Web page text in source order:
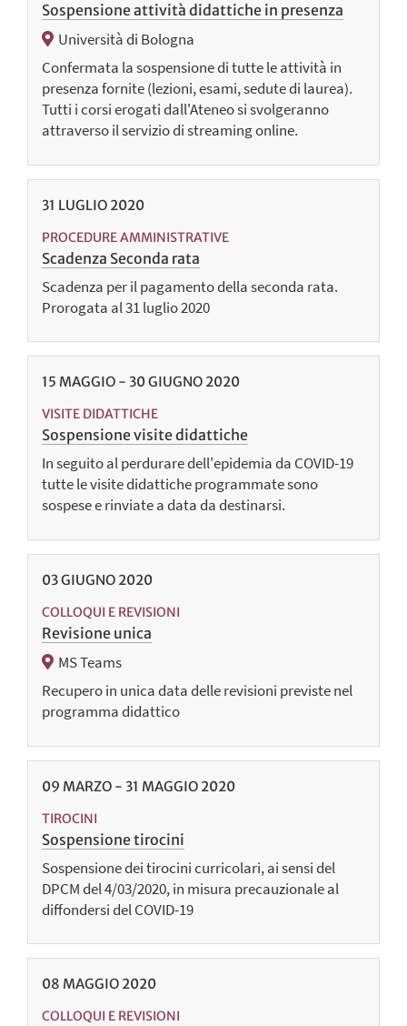
Sospensione attività didattiche in presenza
Università di Bologna
Confermata la sospensione di tutte le attività in
presenza fornite (lezioni, esami, sedute di laurea).
Tutti i corsi erogati dall'Ateneo si svolgeranno
attraverso il servizio di streaming online.
31 LUGLIO 2020
PROCEDURE AMMINISTRATIVE
Scadenza Seconda rata
Scadenza per il pagamento della seconda rata.
Prorogata al 31 luglio 2020
15 MAGGIO - 30GIUGNO 2020
VISITE DIDATTICHE
Sospensione visite didattiche
In seguito al perdurare dell'epidemia da COVID-19
tutte le visite didattiche programmate sono
sospese e rinviate a data da destinarsi.
03GIUGNO 2020
COLLOQUI E REVISIONI
Revisione unica
MS Teams
Recupero in unica data delle revisioni previste nel
programma didattico
09 MARZO - 31 MAGGIO 2020
TIROCINI
Sospensione tirocini
Sospensione dei tirocini curricolari, ai sensi del
DPCM del 4/03/2020, in misura precauzionale al
diffondersi del COVID-19
08 MAGGIO 2020
COLLOQUI E REVISIONI